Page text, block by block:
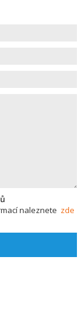
naleznete zde